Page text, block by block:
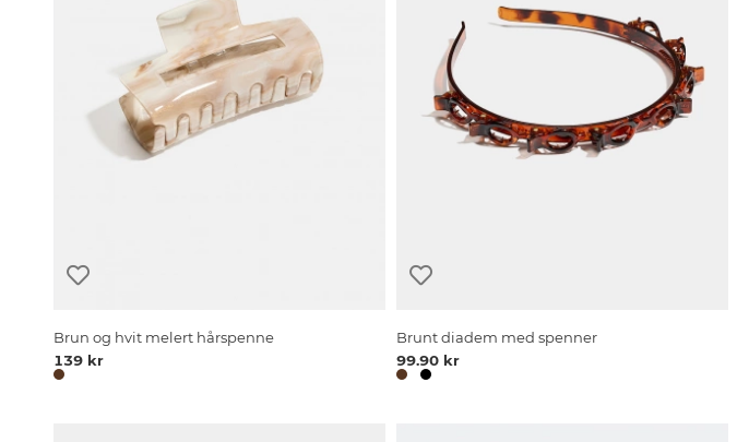
Brun og hvit melert hårspenne
139 kr
Brunt diadem med spenner
99.90 kr